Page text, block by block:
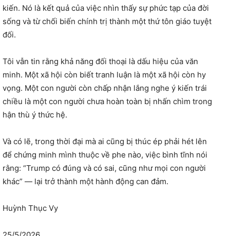
kiến. Nó là kết quả của việc nhìn thấy sự phức tạp của đời
sống và từ chối biến chính trị thành một thứ tôn giáo tuyệt
đối.
Tôi vẫn tin rằng khả năng đối thoại là dấu hiệu của văn
minh. Một xã hội còn biết tranh luận là một xã hội còn hy
vọng. Một con người còn chấp nhận lắng nghe ý kiến trái
chiều là một con người chưa hoàn toàn bị nhấn chìm trong
hận thù ý thức hệ.
Và có lẽ, trong thời đại mà ai cũng bị thúc ép phải hét lên
để chứng minh mình thuộc về phe nào, việc bình tĩnh nói
rằng: “Trump có đúng và có sai, cũng như mọi con người
khác” — lại trở thành một hành động can đảm.
Huỳnh Thục Vy